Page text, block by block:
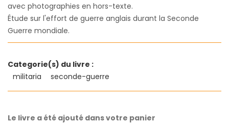
avec photographies en hors-texte.
Étude sur l'effort de guerre anglais durant la Seconde
Guerre mondiale.
Categorie(s) du livre :
militaria
seconde-guerre
Le livre a été ajouté dans votre panier